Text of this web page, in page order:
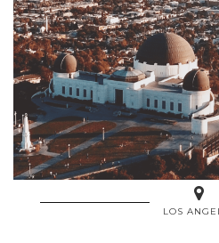
LOS